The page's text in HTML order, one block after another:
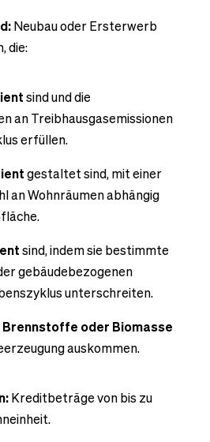
Neubau oder Ersterwerb
die:
sind und die
an Treibhausgasemissionen
erfüllen.
gestaltet sind, mit einer
an Wohnräumen abhängig
sind, indem sie bestimmte
gebäudebezogenen
unterschreiten.
Brennstoffe oder Biomasse
auskommen.
Kreditbeträge von bis zu